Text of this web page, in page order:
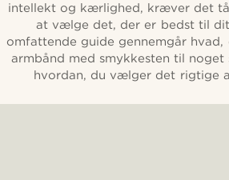
intellekt og kærlighed, kræver det
at vælge det, der er bedst til dit
omfattende guide gennemgår
armbånd med smykkesten til
hvordan, du vælger det rigtige